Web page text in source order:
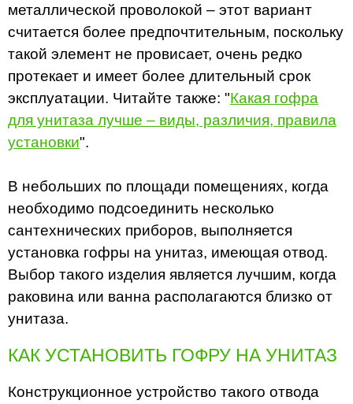
металлической проволокой – этот вариант
считается более предпочтительным, поскольку
такой элемент не провисает, очень редко
протекает и имеет более длительный срок
эксплуатации. Читайте также: "Какая гофра
для унитаза лучше – виды, различия, правила
установки".
В небольших по площади помещениях, когда
необходимо подсоединить несколько
сантехнических приборов, выполняется
установка гофры на унитаз, имеющая отвод.
Выбор такого изделия является лучшим, когда
раковина или ванна располагаются близко от
унитаза.
КАК УСТАНОВИТЬ ГОФРУ НА УНИТАЗ
Конструкционное устройство такого отвода